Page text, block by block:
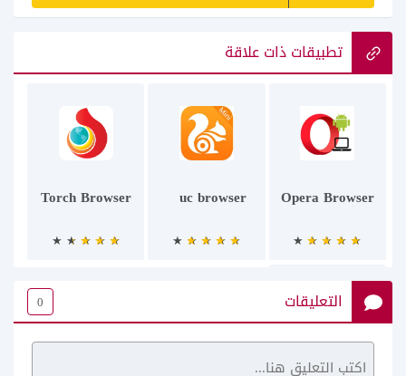
تطبيقات ذات علاقة
Opera Browser
uc browser
Torch Browser
التعليقات 0